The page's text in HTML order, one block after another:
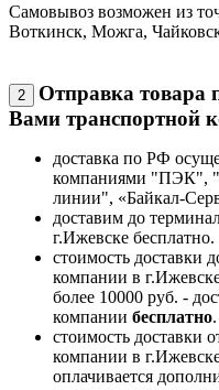
Самовывоз возможен из
Воткинск, Можга,
2
Отправка товара
Вами транспортной
доставка по РФ
компаниями "ПЭК",
линии", «Байкал-
доставим до
г.Ижевске бесплатно.
стоимость доставки
компании в
более 10000 руб. -
компании бесплатно.
стоимость доставки
компании в
оплачивается